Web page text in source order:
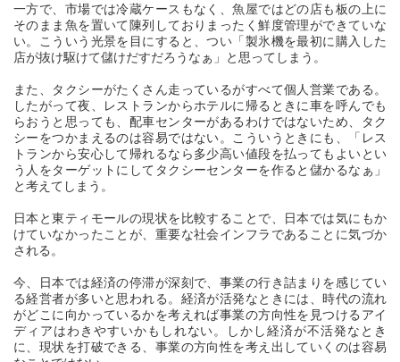
一方で、市場では冷蔵ケースもなく、魚屋ではどの店も板の上に
そのまま魚を置いて陳列しておりまったく鮮度管理ができていな
い。こういう光景を目にすると、つい「製氷機を最初に購入した
店が抜け駆けて儲けだすだろうなぁ」と思ってしまう。
また、タクシーがたくさん走っているがすべて個人営業である。
したがって夜、レストランからホテルに帰るときに車を呼んでも
らおうと思っても、配車センターがあるわけではないため、タク
シーをつかまえるのは容易ではない。こういうときにも、「レス
トランから安心して帰れるなら多少高い値段を払ってもよいとい
う人をターゲットにしてタクシーセンターを作ると儲かるなぁ」
と考えてしまう。
日本と東ティモールの現状を比較することで、日本では気にもか
けていなかったことが、重要な社会インフラであることに気づか
される。
今、日本では経済の停滞が深刻で、事業の行き詰まりを感じてい
る経営者が多いと思われる。経済が活発なときには、時代の流れ
がどこに向かっているかを考えれば事業の方向性を見つけるアイ
ディアはわきやすいかもしれない。しかし経済が不活発なとき
に、現状を打破できる、事業の方向性を考え出していくのは容易